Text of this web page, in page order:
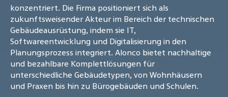
konzentriert. Die Firma positioniert sich als
zukunftsweisender Akteur im Bereich der technischen
Gebäudeausrüstung, indem sie IT,
Softwareentwicklung und Digitalisierung in den
Planungsprozess integriert. Alonco bietet nachhaltige
und bezahlbare Komplettlösungen für
unterschiedliche Gebäudetypen, von Wohnhäusern
und Praxen bis hin zu Bürogebäuden und Schulen.